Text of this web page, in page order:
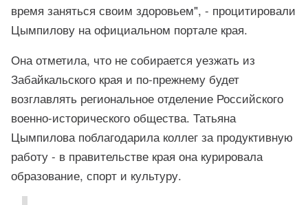
время заняться своим здоровьем", - процитировали
Цымпилову на официальном портале края.
Она отметила, что не собирается уезжать из
Забайкальского края и по-прежнему будет
возглавлять региональное отделение Российского
военно-исторического общества. Татьяна
Цымпилова поблагодарила коллег за продуктивную
работу - в правительстве края она курировала
образование, спорт и культуру.